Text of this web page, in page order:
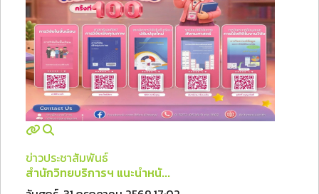
ข่าวประชาสัมพันธ์
สำนักวิทยบริการฯ แนะนำหนั...